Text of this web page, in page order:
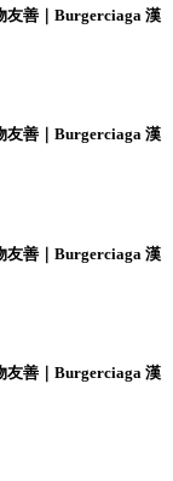
友善｜Burgerciaga 漢
友善｜Burgerciaga 漢
友善｜Burgerciaga 漢
友善｜Burgerciaga 漢